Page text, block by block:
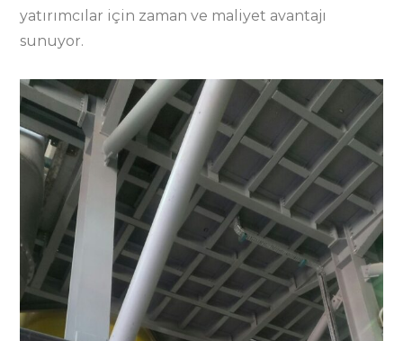
yatırımcılar için zaman ve maliyet avantajı
sunuyor.